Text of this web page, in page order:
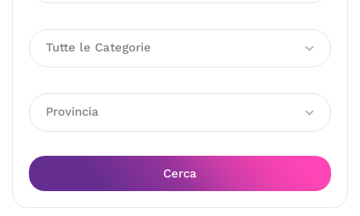
Tutte le Categorie
Provincia
Cerca